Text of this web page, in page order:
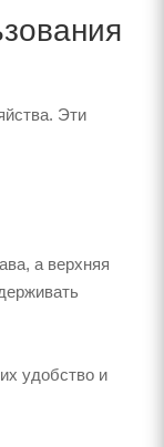
Эти
а верхняя
удобство и